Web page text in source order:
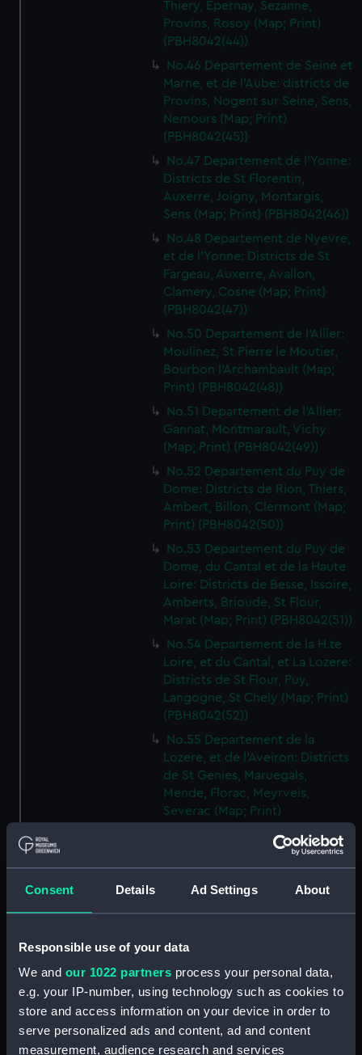
Consent Details Ad Settings About
Responsible use of your data
We and our 1022 partners process your personal data,
e.g. your IP-number, using technology such as cookies to
store and access information on your device in order to
serve personalized ads and content, ad and content
measurement, audience research and services
Thiery, Epernay, Sezanne,
Provins, Rosoy (Map; Print)
(PBH8042(44))
No.46 Departement de Seine et
Marne, et de l'Aube: districts de
Provins, Nogent sur Seine, Sens,
Nemours (Map; Print)
(PBH8042(45))
No.47 Departement de l'Yonne:
Districts de St Florentin,
Auxerre, Joigny, Montargis,
Sens (Map; Print) (PBH8042(46))
No.48 Departement de Nyevre,
et de l'Yonne: Districts de St
Fargeau, Auxerre, Avallon,
Clamery, Cosne (Map; Print)
(PBH8042(47))
No.50 Departement de l'Allier:
Moulinez, St Pierre le Moutier,
Bourbon l'Archambault (Map;
Print) (PBH8042(48))
No.51 Departement de l'Allier:
Gannat, Montmarault, Vichy
(Map; Print) (PBH8042(49))
No.52 Departement du Puy de
Dome: Districts de Rion, Thiers,
Ambert, Billon, Clermont (Map;
Print) (PBH8042(50))
No.53 Departement du Puy de
Dome, du Cantal et de la Haute
Loire: Districts de Besse, Issoire,
Amberts, Brioude, St Flour,
Marat (Map; Print) (PBH8042(51))
No.54 Departement de la H.te
Loire, et du Cantal, et La Lozere:
Districts de St Flour, Puy,
Langogne, St Chely (Map; Print)
(PBH8042(52))
No.55 Departement de la
Lozere, et de l'Aveiron: Districts
de St Genies, Maruegals,
Mende, Florac, Meyrveis,
Severac (Map; Print)
No.56 Departement de
l'Aveiron, et du Gard: Districts
de Milhau, Vigan, St Affrique
l'Herault: Districts de Lodeve,
Bezier, St Pons (Map; Print)
No.58 Departement de l'Aude:
District de Narbonne (Map;
Print) (PBH8042(56))